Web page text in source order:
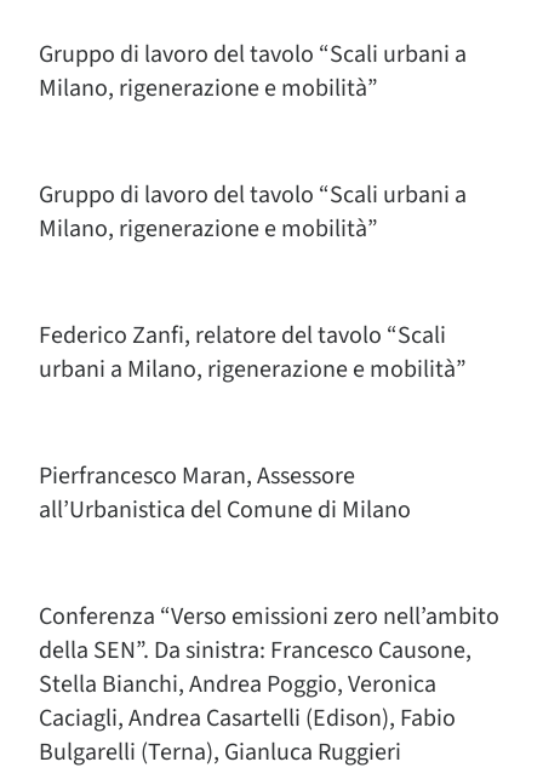
Gruppo di lavoro del tavolo “Scali urbani a
Milano, rigenerazione e mobilità”
Gruppo di lavoro del tavolo “Scali urbani a
Milano, rigenerazione e mobilità”
Federico Zanfi, relatore del tavolo “Scali
urbani a Milano, rigenerazione e mobilità”
Pierfrancesco Maran, Assessore
all’Urbanistica del Comune di Milano
Conferenza “Verso emissioni zero nell’ambito
della SEN”. Da sinistra: Francesco Causone,
Stella Bianchi, Andrea Poggio, Veronica
Caciagli, Andrea Casartelli (Edison), Fabio
Bulgarelli (Terna), Gianluca Ruggieri